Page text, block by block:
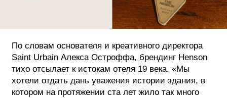
По словам основателя и креативного директора
Saint Urbain Алекса Остроффа, брендинг Henson
тихо отсылает к истокам отеля 19 века. «Мы
хотели отдать дань уважения истории здания, в
котором на протяжении ста лет жило так много